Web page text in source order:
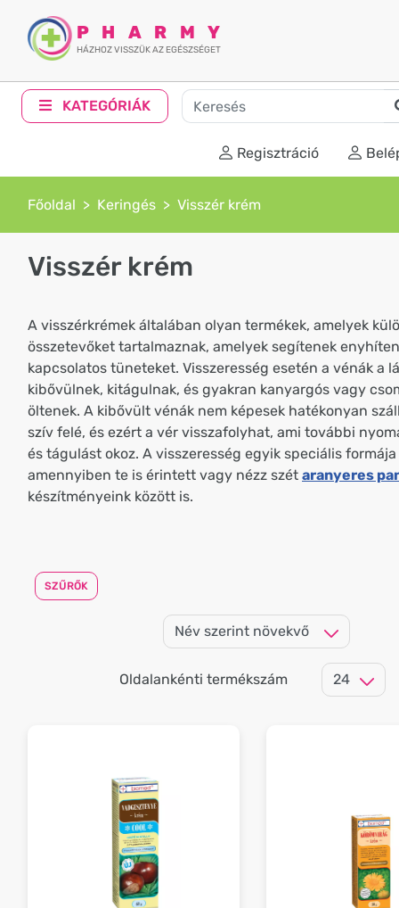
PHARMY
HÁZHOZ VISSZÜK AZ EGÉSZSÉGET
KATEGÓRIÁK
Regisztráció
Főoldal Keringés Visszér krém
Visszér krém
A visszérkrémek általában olyan termékek, amelyek
összetevőket tartalmaznak, amelyek segítenek
kapcsolatos tüneteket. Visszeresség esetén a vénák a
kibővülnek, kitágulnak, és gyakran kanyargós vagy
öltenek. A kibővült vénák nem képesek hatékonyan
szív felé, és ezért a vér visszafolyhat, ami további
és tágulást okoz. A visszeresség egyik speciális
amennyiben te is érintett vagy nézz szét aranyeres
készítményeink között is.
SZŰRŐK
Oldalankénti termékszám